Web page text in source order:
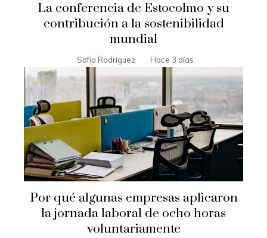
La conferencia de Estocolmo y su
contribución a la sostenibilidad
mundial
Sofía Rodríguez Hace 3 días
Por qué algunas empresas aplicaron
la jornada laboral de ocho horas
voluntariamente